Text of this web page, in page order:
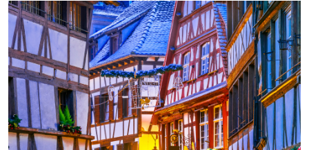
Contact professionnel
Hotline +41 71 552 40 30CH|DE